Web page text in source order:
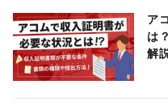
ア
は
解